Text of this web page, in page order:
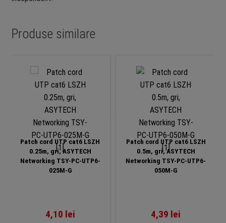
Produse similare
Patch cord UTP cat6 LSZH
0.25m, gri, ASYTECH
Networking TSY-PC-UTP6-
025M-G
4,10 lei
Patch cord UTP cat6 LSZH
0.5m, gri, ASYTECH
Networking TSY-PC-UTP6-
050M-G
4,39 lei